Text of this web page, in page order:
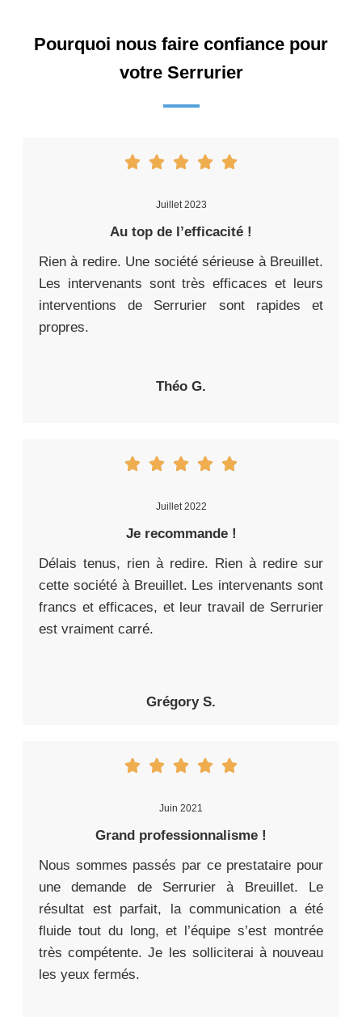
Pourquoi nous faire confiance pour
votre Serrurier
Juillet 2023
Au top de l’efficacité !
Rien à redire. Une société sérieuse à Breuillet.
Les intervenants sont très efficaces et leurs
interventions de Serrurier sont rapides et
propres.
Théo G.
Juillet 2022
Je recommande !
Délais tenus, rien à redire. Rien à redire sur
cette société à Breuillet. Les intervenants sont
francs et efficaces, et leur travail de Serrurier
est vraiment carré.
Grégory S.
Juin 2021
Grand professionnalisme !
Nous sommes passés par ce prestataire pour
une demande de Serrurier à Breuillet. Le
résultat est parfait, la communication a été
fluide tout du long, et l’équipe s’est montrée
très compétente. Je les solliciterai à nouveau
les yeux fermés.